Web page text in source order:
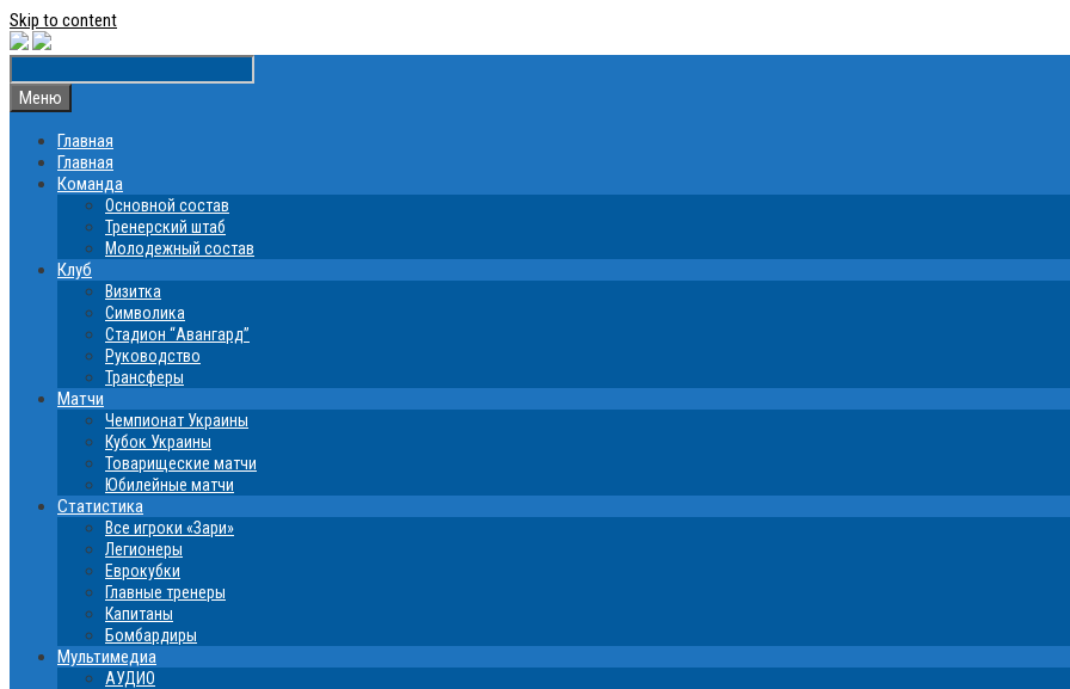
Skip to content
Меню
Главная
Главная
Команда
Основной состав
Тренерский штаб
Молодежный состав
Клуб
Визитка
Символика
Стадион “Авангард”
Руководство
Трансферы
Матчи
Чемпионат Украины
Кубок Украины
Товарищеские матчи
Юбилейные матчи
Статистика
Все игроки «Зари»
Легионеры
Еврокубки
Главные тренеры
Капитаны
Бомбардиры
Мультимедиа
АУДИО